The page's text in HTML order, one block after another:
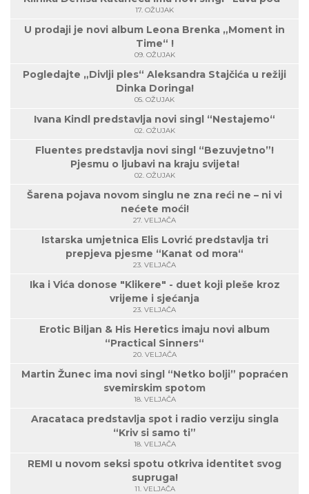
17. OŽUJAK
U prodaji je novi album Leona Brenka „Moment in
Time“ !
09. OŽUJAK
Pogledajte „Divlji ples“ Aleksandra Stajčića u režiji
Dinka Doringa!
05. OŽUJAK
Ivana Kindl predstavlja novi singl “Nestajemo“
02. OŽUJAK
Fluentes predstavlja novi singl “Bezuvjetno”!
Pjesmu o ljubavi na kraju svijeta!
02. OŽUJAK
Šarena pojava novom singlu ne zna reći ne – ni vi
nećete moći!
27. VELJAČA
Istarska umjetnica Elis Lovrić predstavlja tri
prepjeva pjesme “Kanat od mora“
23. VELJAČA
Ika i Vića donose "Klikere" - duet koji pleše kroz
vrijeme i sjećanja
23. VELJAČA
Erotic Biljan & His Heretics imaju novi album
“Practical Sinners“
20. VELJAČA
Martin Žunec ima novi singl “Netko bolji” popraćen
svemirskim spotom
18. VELJAČA
Aracataca predstavlja spot i radio verziju singla
“Kriv si samo ti”
18. VELJAČA
REMI u novom seksi spotu otkriva identitet svog
supruga!
11. VELJAČA